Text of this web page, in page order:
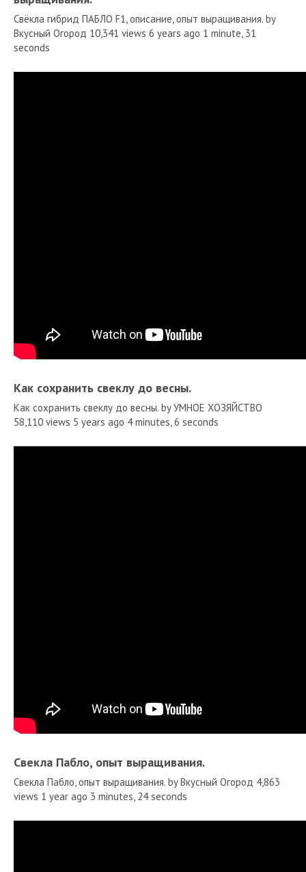
Свёкла гибрид ПАБЛО F1, описание, опыт выращивания. by
Вкусный Огород 10,341 views 6 years ago 1 minute, 31
seconds
Как сохранить свеклу до весны.
Как сохранить свеклу до весны. by УМНОЕ ХОЗЯЙСТВО
58,110 views 5 years ago 4 minutes, 6 seconds
Свекла Пабло, опыт выращивания.
Свекла Пабло, опыт выращивания. by Вкусный Огород 4,863
views 1 year ago 3 minutes, 24 seconds